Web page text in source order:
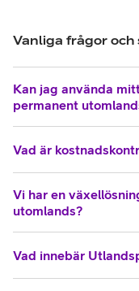
Vanliga frågor och
Kan jag använda
permanent
Vad är
Vi har en
utomlands?
Vad innebär